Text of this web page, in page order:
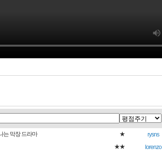
는 막장 드라마 ★ rysns
★★ lorenzo